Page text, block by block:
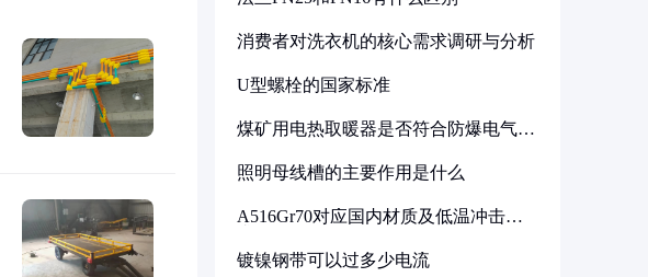
消费者对洗衣机的核心需求调研与分析
U型螺栓的国家标准
煤矿用电热取暖器是否符合防爆电气设
照明母线槽的主要作用是什么
A516Gr70对应国内材质及低温冲击要
镀镍钢带可以过多少电流